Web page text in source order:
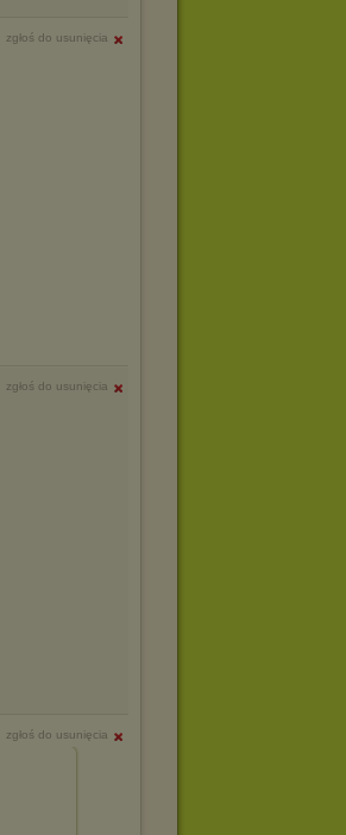
zgłoś do usunięcia
zgłoś do usunięcia
zgłoś do usunięcia